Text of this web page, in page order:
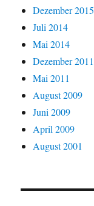
Dezember 2015
Juli 2014
Mai 2014
Dezember 2011
Mai 2011
August 2009
Juni 2009
April 2009
August 2001